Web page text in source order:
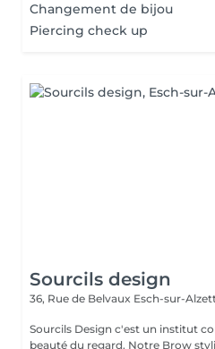
Changement de bijou
Piercing check up
Sourcils design
36, Rue de Belvaux Esch-sur-
Sourcils Design c'est un institut
beauté du regard. Notre Brow